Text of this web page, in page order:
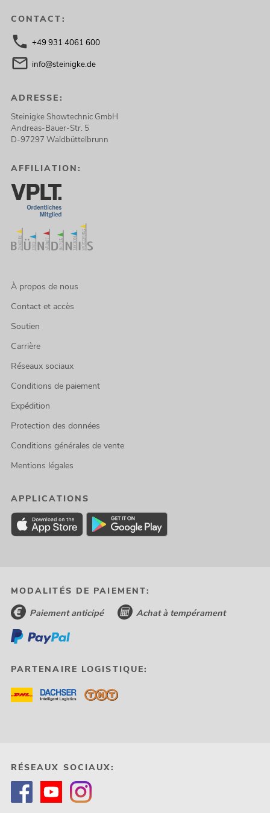
CONTACT:
+49 931 4061 600
info@steinigke.de
ADRESSE:
Steinigke Showtechnic GmbH
Andreas-Bauer-Str. 5
D-97297 Waldbüttelbrunn
AFFILIATION:
À propos de nous
Contact et accès
Soutien
Carrière
Réseaux sociaux
Conditions de paiement
Expédition
Protection des données
Conditions générales de vente
Mentions légales
APPLICATIONS
MODALITÉS DE PAIEMENT:
Paiement anticipé Achat à tempérament
PARTENAIRE LOGISTIQUE:
RÉSEAUX SOCIAUX: